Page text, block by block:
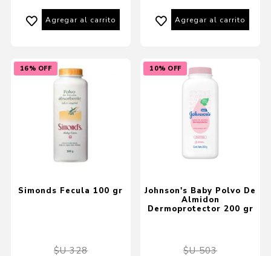
Agregar al carrito Agregar al carrito
16% OFF
Simonds Fecula 100 gr
$U 328
10% OFF
Johnson's Baby Polvo De
Almidon
Dermoprotector 200 gr
$U 503